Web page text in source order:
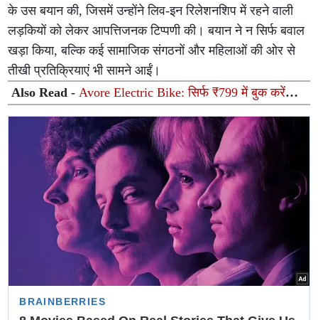
के उस बयान की, जिसमें उन्होंने लिव-इन रिलेशनशिप में रहने वाली
लड़कियों को लेकर आपत्तिजनक टिप्पणी की। बयान ने न सिर्फ बवाल
खड़ा किया, बल्कि कई सामाजिक संगठनों और महिलाओं की ओर से
तीखी प्रतिक्रियाएं भी सामने आईं।
Also Read -Avore Electric Bike: सिर्फ ₹799 में बुक करें
260 Km की धमाकेदार रेंज वाली इलेक्ट्रिक बाइक, Ola और
Ather की बढ़ी टेंशन